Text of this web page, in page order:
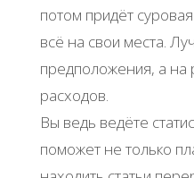
потом придёт
всё на свои места.
предположения, а на
расходов.
Вы ведь ведёте
поможет не только